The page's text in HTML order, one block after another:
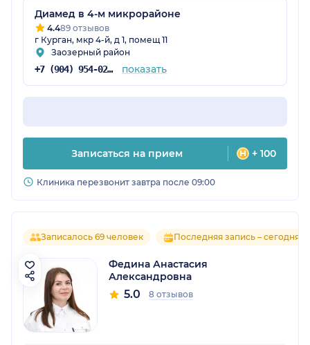
Диамед в 4-м микрорайоне
4.489 отзывов
г Курган, мкр 4-й, д 1, помещ 11
Заозерный район
+7 (904) 954-02-14 показать
Записаться на прием + 100
Клиника перезвонит завтра после 09:00
Записалось 69 человек Последняя запись – сегодня
Федина Анастасия
Александровна
5.0 8 отзывов